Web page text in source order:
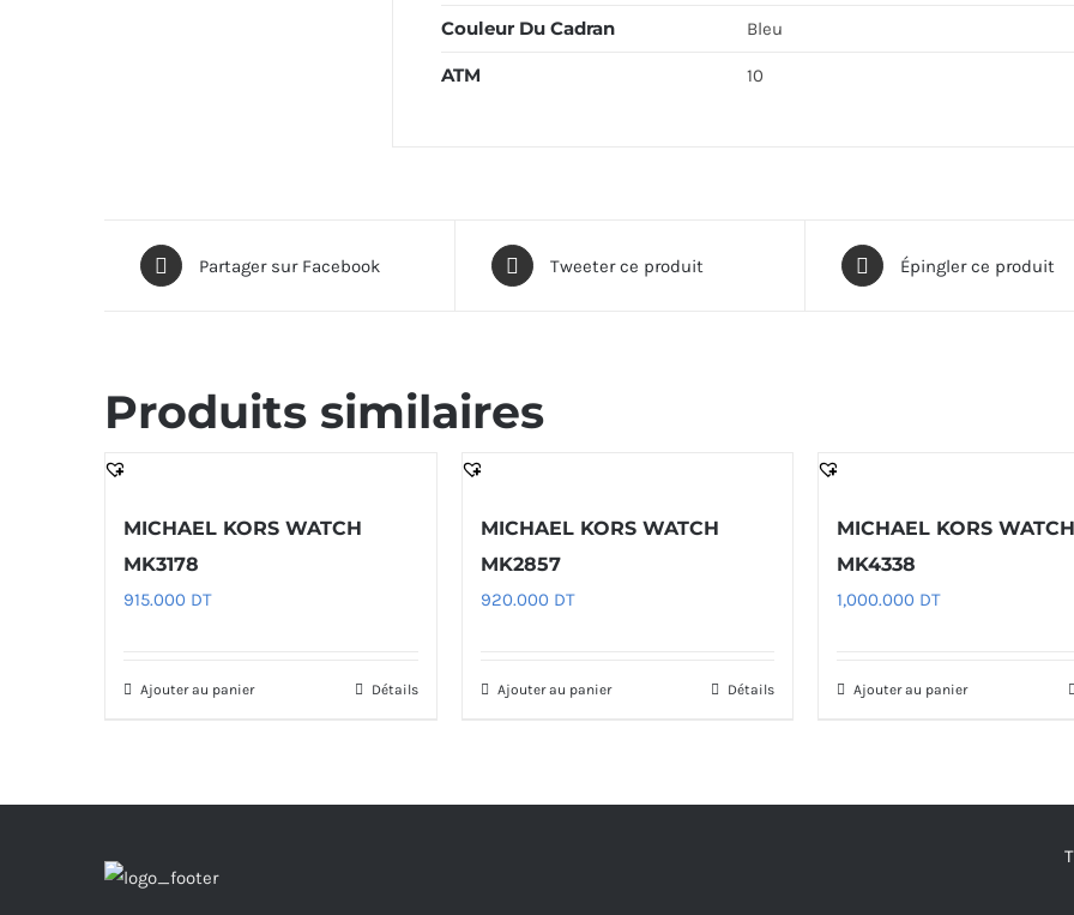
Couleur Du Cadran Bleu
ATM 10
Partager sur Facebook Tweeter ce produit Épingler ce produit
Produits similaires
MICHAEL KORS WATCH
MK3178
915.000 DT
Ajouter au panier Détails
MICHAEL KORS WATCH
MK2857
920.000 DT
Ajouter au panier Détails
MICHAEL KORS WATCH
MK4338
1,000.000 DT
Ajouter au panier